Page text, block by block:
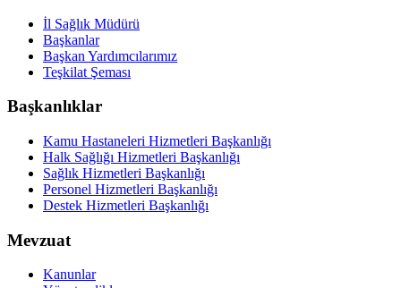
İl Sağlık Müdürü
Başkanlar
Başkan Yardımcılarımız
Teşkilat Şeması
Başkanlıklar
Kamu Hastaneleri Hizmetleri Başkanlığı
Halk Sağlığı Hizmetleri Başkanlığı
Sağlık Hizmetleri Başkanlığı
Personel Hizmetleri Başkanlığı
Destek Hizmetleri Başkanlığı
Mevzuat
Kanunlar